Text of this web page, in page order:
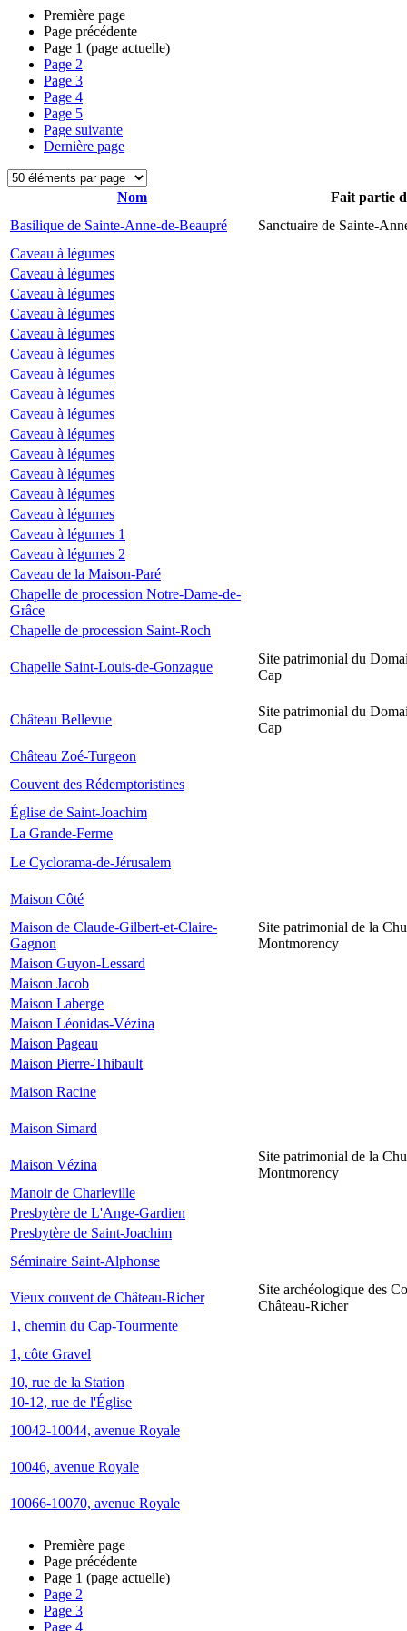
Première page
Page précédente
Page 1 (page actuelle)
Page 2
Page 3
Page 4
Page 5
Page suivante
Dernière page
Nom
Fait partie
Basilique de Sainte-Anne-de-Beaupré
Sanctuaire de Sainte-
Caveau à légumes
Caveau à légumes
Caveau à légumes
Caveau à légumes
Caveau à légumes
Caveau à légumes
Caveau à légumes
Caveau à légumes
Caveau à légumes
Caveau à légumes
Caveau à légumes
Caveau à légumes
Caveau à légumes
Caveau à légumes
Caveau à légumes 1
Caveau à légumes 2
Caveau de la Maison-Paré
Chapelle de procession Notre-Dame-de-
Grâce
Chapelle de procession Saint-Roch
Chapelle Saint-Louis-de-Gonzague
Site patrimonial du
Cap
Château Bellevue
Site patrimonial du
Cap
Château Zoé-Turgeon
Couvent des Rédemptoristines
Église de Saint-Joachim
La Grande-Ferme
Le Cyclorama-de-Jérusalem
Maison Côté
Maison de Claude-Gilbert-et-Claire-
Gagnon
Site patrimonial de la
Montmorency
Maison Guyon-Lessard
Maison Jacob
Maison Laberge
Maison Léonidas-Vézina
Maison Pageau
Maison Pierre-Thibault
Maison Racine
Maison Simard
Maison Vézina
Site patrimonial de la
Montmorency
Manoir de Charleville
Presbytère de L'Ange-Gardien
Presbytère de Saint-Joachim
Séminaire Saint-Alphonse
Vieux couvent de Château-Richer
Site archéologique des
Château-Richer
1, chemin du Cap-Tourmente
1, côte Gravel
10, rue de la Station
10-12, rue de l'Église
10042-10044, avenue Royale
10046, avenue Royale
10066-10070, avenue Royale
Première page
Page précédente
Page 1 (page actuelle)
Page 2
Page 3
Page 4